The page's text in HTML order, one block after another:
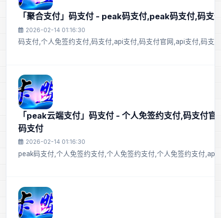
「聚合支付」码支付 - peak码支付,peak码支付,码支
2026-02-14 01:16:30
码支付,个人免签约支付,码支付,api支付,码支付官网,api支付,码支
「peak云端支付」码支付 - 个人免签约支付,码支付
码支付
2026-02-14 01:16:30
peak码支付,个人免签约支付,个人免签约支付,个人免签约支付,api